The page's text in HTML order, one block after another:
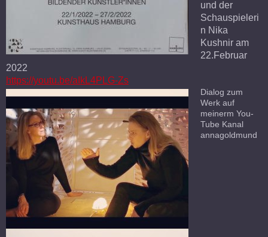
und der
Schauspieleri
n Nika
Kushnir am
22.Februar
2022
https://youtu.be/aIkL4PLG-Zs
Dialog zum
Werk auf
meinerm You-
Tube Kanal
annagoldmund